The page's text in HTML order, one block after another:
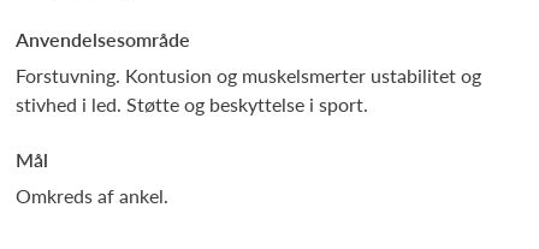
Anvendelsesområde
Forstuvning. Kontusion og muskelsmerter ustabilitet og
stivhed i led. Støtte og beskyttelse i sport.
Mål
Omkreds af ankel.